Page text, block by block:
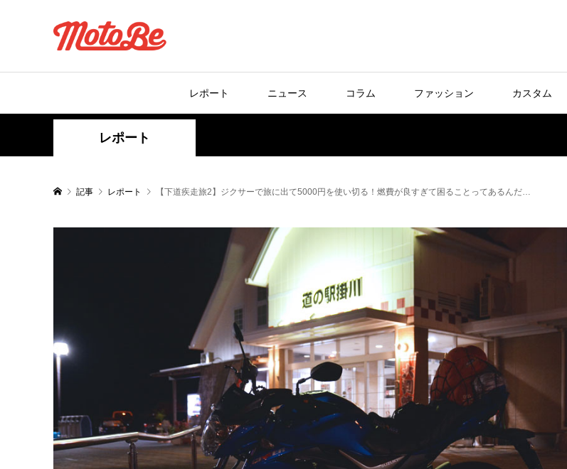
レポート ニュース コラム ファッション カスタム
レポート
記事 レポート 【下道疾走旅2】ジクサーで旅に出て5000円を使い切る！燃費が良すぎて困ることってあるんだ…